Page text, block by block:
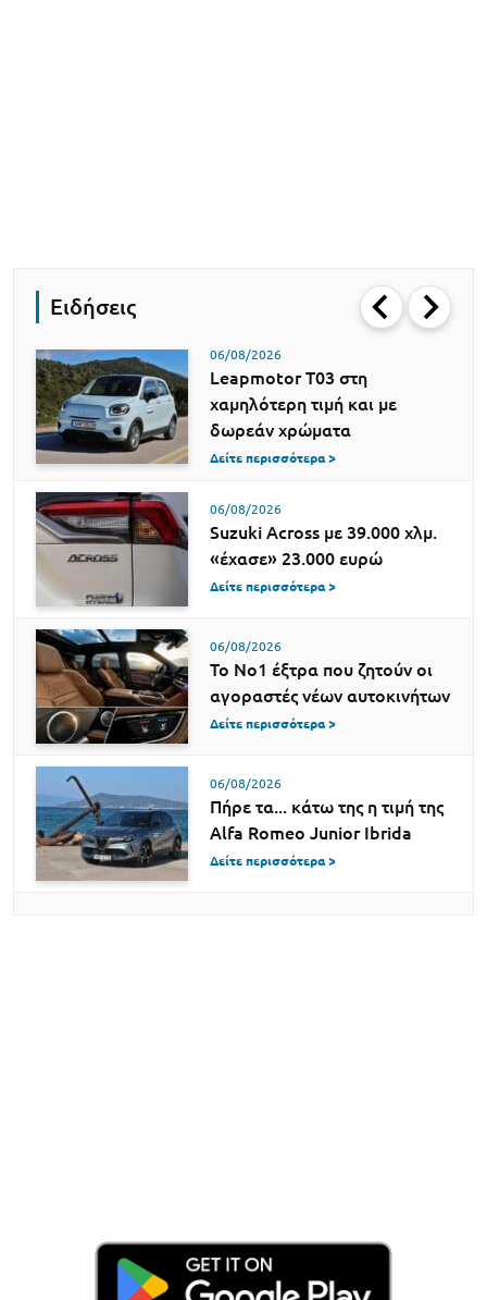
Ειδήσεις
06/08/2026
Leapmotor T03 στη
χαμηλότερη τιμή και με
δωρεάν χρώματα
Δείτε περισσότερα >
06/08/2026
Suzuki Across με 39.000 χλμ.
«έχασε» 23.000 ευρώ
Δείτε περισσότερα >
06/08/2026
Το Νο1 έξτρα που ζητούν οι
αγοραστές νέων αυτοκινήτων
Δείτε περισσότερα >
06/08/2026
Πήρε τα... κάτω της η τιμή της
Alfa Romeo Junior Ibrida
Δείτε περισσότερα >